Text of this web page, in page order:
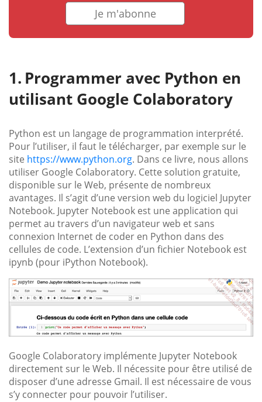
Je m'abonne
Programmer avec Python en
utilisant Google Colaboratory
Python est un langage de programmation interprété.
Pour l’utiliser, il faut le télécharger, par exemple sur le
site https://www.python.org. Dans ce livre, nous allons
utiliser Google Colaboratory. Cette solution gratuite,
disponible sur le Web, présente de nombreux
avantages. Il s’agit d’une version web du logiciel Jupyter
Notebook. Jupyter Notebook est une application qui
permet au travers d’un navigateur web et sans
connexion Internet de coder en Python dans des
cellules de code. L’extension d’un fichier Notebook est
ipynb (pour iPython Notebook).
Google Colaboratory implémente Jupyter Notebook
directement sur le Web. Il nécessite pour être utilisé de
disposer d’une adresse Gmail. Il est nécessaire de vous
s’y connecter pour pouvoir l’utiliser.